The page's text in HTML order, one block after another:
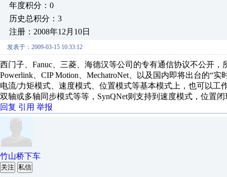
年度积分：0
历史总积分：3
注册：2008年12月10日
发表于：2009-03-15 10:33:12
西门子、Fanuc、三菱、海德汉等公司的专有通信协议不公开
Powerlink、CIP Motion、MechatroNet、以及国内即将出台的“
电流/力矩模式、速度模式、位置模式等基本模式上，也可以
双轴或多轴同步模式等等，SynQNet则支持到速度模式，位置
回复 引用 举报
竹山桥下车
关注 私信